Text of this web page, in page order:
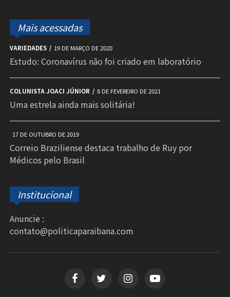
Mais acessadas
VARIEDADES 19 DE MARÇO DE 2020
Estudo: Coronavírus não foi criado em laboratório
COLUNISTA JOACI JÚNIOR 8 DE FEVEREIRO DE 2021
Uma estrela ainda mais solitária!
17 DE OUTUBRO DE 2019
Correio Braziliense destaca trabalho de Ruy por
Médicos pelo Brasil
Institucional
Anuncie :
contato@politicaparaibana.com